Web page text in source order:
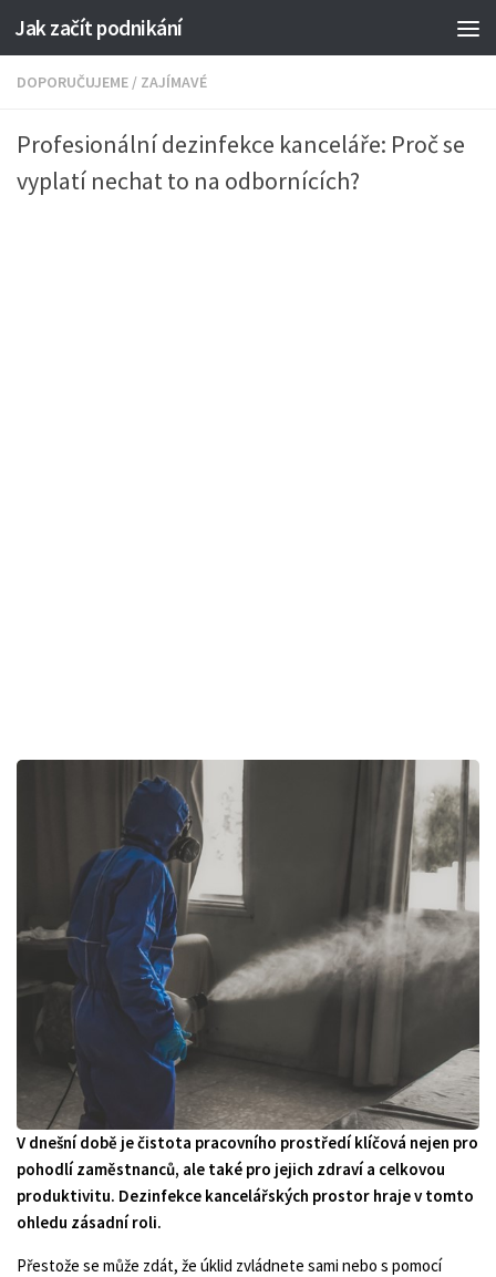
Jak začít podnikání
DOPORUČUJEME / ZAJÍMAVÉ
Profesionální dezinfekce kanceláře: Proč se
vyplatí nechat to na odbornících?
V dnešní době je čistota pracovního prostředí klíčová nejen pro
pohodlí zaměstnanců, ale také pro jejich zdraví a celkovou
produktivitu. Dezinfekce kancelářských prostor hraje v tomto
ohledu zásadní roli.
Přestože se může zdát, že úklid zvládnete sami nebo s pomocí